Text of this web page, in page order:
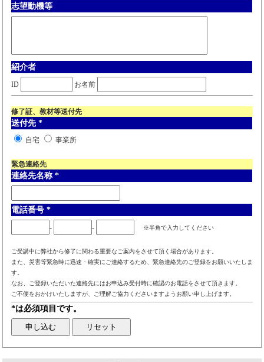
志望動機等
紹介者
ID お名前
修了証、教材等送付先
送付先 *
自宅 事業所
緊急連絡先
連絡先名称 *
電話番号 *
- - ※半角で入力してください
ご受講中に弊社から修了に関わる重要なご案内をさせて頂く場合があります。
また、災害等緊急時に迅速・確実にご連絡するため、緊急連絡先のご登録をお願いいたしま
す。
なお、ご登録いただいた連絡先にはお申込み受付時に確認のお電話をさせて頂きます。
ご不便をおかけいたしますが、ご理解ご協力くださいますようお願い申し上げます。
*は必須項目です。